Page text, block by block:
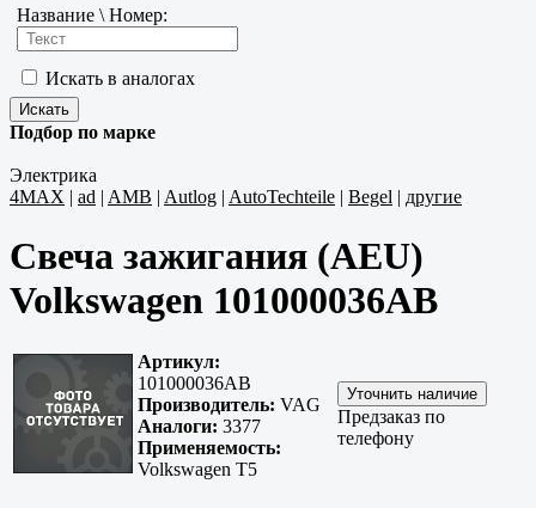
Название \ Номер:
Искать в аналогах
Подбор по марке
Электрика
4MAX | ad | AMB | Autlog | AutoTechteile | Begel | другие
Свеча зажигания (AEU)
Volkswagen 101000036AB
Артикул:
101000036AB
Производитель: VAG
Аналоги: 3377
Применяемость:
Volkswagen T5
Предзаказ по
телефону